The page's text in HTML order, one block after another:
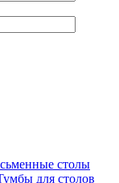
столы
для столов